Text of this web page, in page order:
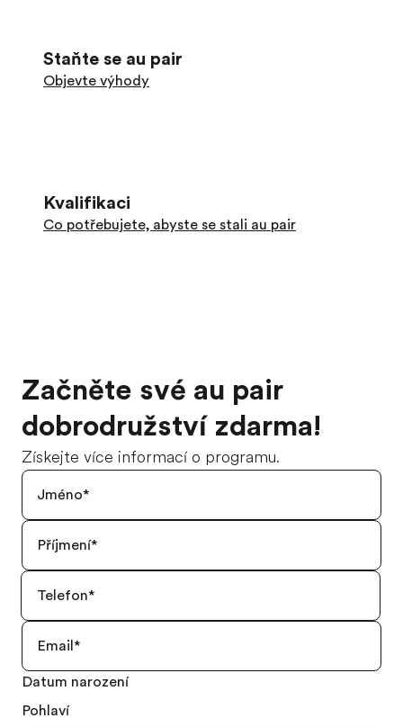
Staňte se au pair
Objevte výhody
Kvalifikaci
Co potřebujete, abyste se stali au pair
Začněte své au pair
dobrodružství zdarma!
Získejte více informací o programu.
Datum narození
Pohlaví